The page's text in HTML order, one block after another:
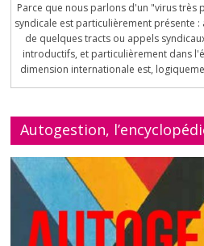
Parce que nous parlons d'un "virus très
syndicale est particulièrement présente :
de quelques tracts ou appels
introductifs, et particulièrement dans
dimension internationale est,
Autogestion,